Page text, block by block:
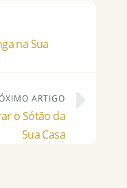
na Sua
ARTIGO
o Sótão da
Sua Casa